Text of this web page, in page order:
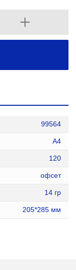
99564
А4
120
офсет
14 гр
205*285 мм